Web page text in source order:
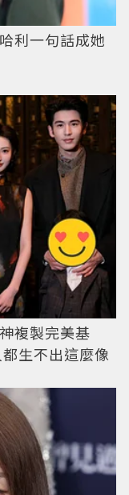
利一句話成她
複製完美基
生不出這麼像